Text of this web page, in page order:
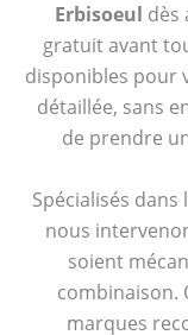
Erbisoeul dès
gratuit avant
disponibles pour
détaillée, sans
de prendre
Spécialisés dans
nous
soient
combinaison.
marques